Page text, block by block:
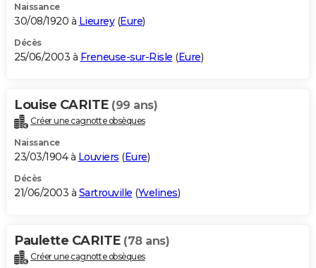
Naissance
30/08/1920 à Lieurey(Eure)
Décès
25/06/2003 à Freneuse-sur-Risle (Eure)
Louise CARITE (99 ans)
Créer une cagnotte obsèques
Naissance
23/03/1904 à Louviers (Eure)
Décès
21/06/2003 à Sartrouville (Yvelines)
Paulette CARITE (78 ans)
Créer une cagnotte obsèques